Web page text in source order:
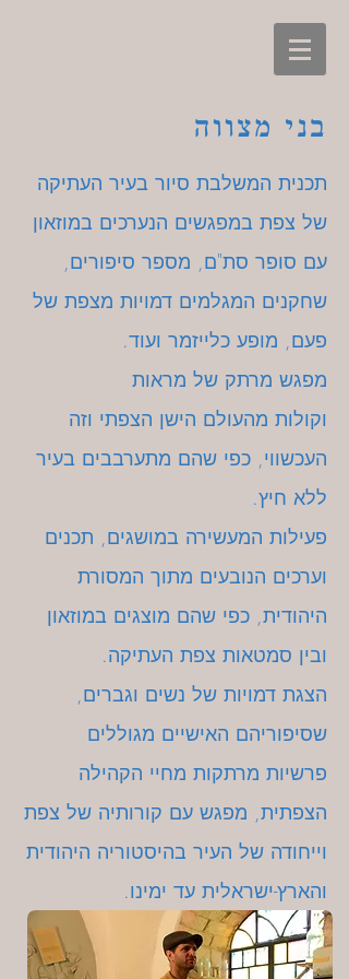
בני מצווה
תכנית המשלבת סיור בעיר העתיקה
של צפת במפגשים הנערכים במוזאון
עם סופר סת"ם, מספר סיפורים,
שחקנים המגלמים דמויות מצפת של
פעם, מופע כלייזמר ועוד.
מפגש מרתק של מראות
וקולות מהעולם הישן הצפתי וזה
העכשווי, כפי שהם מתערבבים בעיר
ללא חיץ.
פעילות המעשירה במושגים, תכנים
וערכים הנובעים מתוך המסורת
היהודית, כפי שהם מוצגים במוזאון
ובין סמטאות צפת העתיקה.
הצגת דמויות של נשים וגברים,
שסיפוריהם האישיים מגוללים
פרשיות מרתקות מחיי הקהילה
הצפתית, מפגש עם קורותיה של צפת
וייחודה של העיר בהיסטוריה היהודית
והארץ-ישראלית עד ימינו.